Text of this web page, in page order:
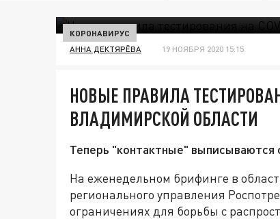
КОРОНАВИРУС
АННА ДЕКТЯРЁВА 19 НОЯБРЯ 2020 15:15
НОВЫЕ ПРАВИЛА
ВЛАДИМИРСКОЙ ОБЛАСТИ
Теперь "контактные" выписываются
На еженедельном брифинге в
регионального управления
ограничениях для борьбы с